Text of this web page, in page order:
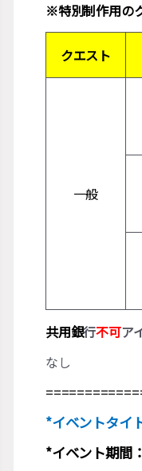
※特別制作用の
クエスト
一般
共用銀行不可ア
なし
*イベントタイ
*イベント期間